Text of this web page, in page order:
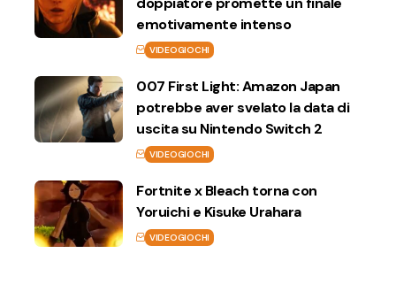
emotivamente intenso
VIDEOGIOCHI
007 First Light: Amazon Japan
potrebbe aver svelato la data di
uscita su Nintendo Switch 2
VIDEOGIOCHI
Fortnite x Bleach torna con
Yoruichi e Kisuke Urahara
VIDEOGIOCHI